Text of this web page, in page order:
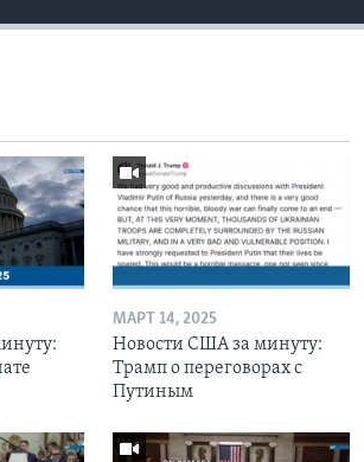
МАРТ 14, 2025
Новости США за минуту:
Трамп о переговорах с
Путиным